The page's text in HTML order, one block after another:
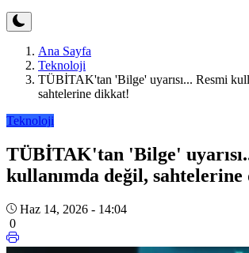
Ana Sayfa
Teknoloji
TÜBİTAK'tan 'Bilge' uyarısı... Resmi
sahtelerine dikkat!
Teknoloji
TÜBİTAK'tan 'Bilge'
kullanımda değil,
Haz 14, 2026 - 14:04
0